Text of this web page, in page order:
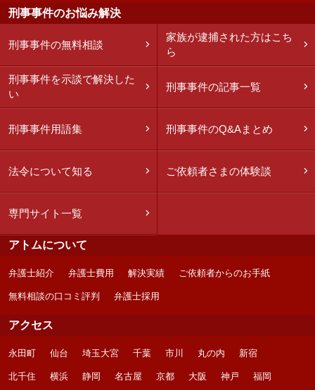
刑事事件のお悩み解決
刑事事件の無料相談
家族が逮捕された方はこち
ら
刑事事件を示談で解決した
い
刑事事件の記事一覧
刑事事件用語集 刑事事件のQ&Aまとめ
法令について知る ご依頼者さまの体験談
専門サイト一覧
アトムについて
弁護士紹介 弁護士費用 解決実績 ご依頼者からのお手紙
無料相談の口コミ評判 弁護士採用
アクセス
永田町 仙台 埼玉大宮 千葉 市川 丸の内 新宿
北千住 横浜 静岡 名古屋 京都 大阪 神戸 福岡